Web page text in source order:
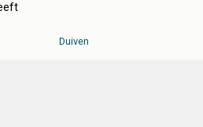
Duiven